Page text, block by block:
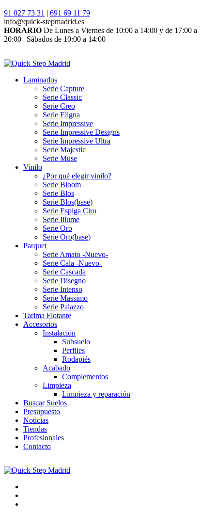
91 027 73 31 | 691 69 11 79
info@quick-stepmadrid.es
HORARIO De Lunes a Viernes de 10:00 a 14:00 y de 17:00 a
20:00 | Sábados de 10:00 a 14:00
Laminados
Serie Capture
Serie Classic
Serie Creo
Serie Eligna
Serie Impressive
Serie Impressive Designs
Serie Impressive Ultra
Serie Majestic
Serie Muse
Vinilo
¿Por qué elegir vinilo?
Serie Bloom
Serie Blos
Serie Blos(base)
Serie Espiga Ciro
Serie Illume
Serie Oro
Serie Oro(base)
Parquet
Serie Amato -Nuevo-
Serie Cala -Nuevo-
Serie Cascada
Serie Disegno
Serie Intenso
Serie Massimo
Serie Palazzo
Tarima Flotante
Accesorios
Instalación
Subsuelo
Perfiles
Rodapiés
Acabado
Complementos
Limpieza
Limpieza y reparación
Buscar Suelos
Presupuesto
Noticias
Tiendas
Profesionales
Contacto